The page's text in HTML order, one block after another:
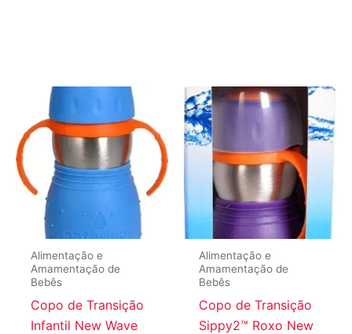
Alimentação e
Amamentação de
Bebês
Copo de Transição
Infantil New Wave
Alimentação e
Amamentação de
Bebês
Copo de Transição
Sippy2™ Roxo New